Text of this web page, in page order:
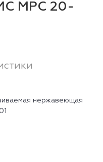
MPC 20-
нержавеющая